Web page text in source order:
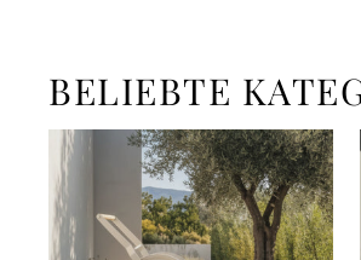
BELIEBTE